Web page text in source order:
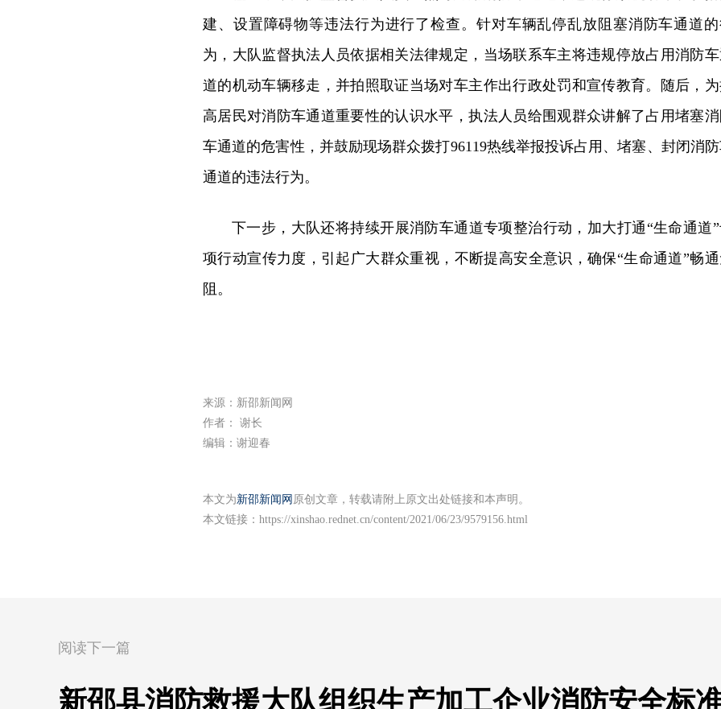
建、设置障碍物等违法行为进行了检查。针对车辆乱停乱放阻塞消防车通道
为，大队监督执法人员依据相关法律规定，当场联系车主将违规停放占用消防
道的机动车辆移走，并拍照取证当场对车主作出行政处罚和宣传教育。随后，
高居民对消防车通道重要性的认识水平，执法人员给围观群众讲解了占用堵塞
车通道的危害性，并鼓励现场群众拨打96119热线举报投诉占用、堵塞、封闭消
通道的违法行为。
下一步，大队还将持续开展消防车通道专项整治行动，加大打通“生命通道
项行动宣传力度，引起广大群众重视，不断提高安全意识，确保“生命通道”畅
阻。
来源：新邵新闻网
作者： 谢长
编辑：谢迎春
本文为新邵新闻网 原创文章，转载请附上原文出处链接和本声明。
本文链接： https://xinshao.rednet.cn/content/2021/06/23/9579156.html
阅读下一篇
新邵县消防救援大队组织生产加工企业消防安全标